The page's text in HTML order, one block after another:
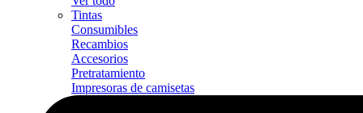
Tintas
Consumibles
Recambios
Accesorios
Pretratamiento
Impresoras de camisetas